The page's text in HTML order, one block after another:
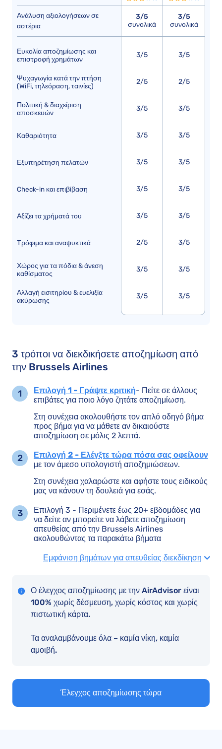
Ανάλυση αξιολογήσεων σε
αστέρια
Ευκολία αποζημίωσης και
επιστροφή χρημάτων
Ψυχαγωγία κατά την πτήση
(WiFi, τηλεόραση, ταινίες)
Πολιτική & διαχείριση
αποσκευών
Καθαριότητα
Εξυπηρέτηση πελατών
Check-in και επιβίβαση
Αξίζει τα χρήματά του
Τρόφιμα και αναψυκτικά
Χώρος για τα πόδια & άνεση
καθίσματος
Αλλαγή εισιτηρίου & ευελιξία
ακύρωσης
3/5
συνολικά
3/5
2/5
3/5
3/5
3/5
3/5
3/5
2/5
3/5
3/5
3/5
συνολικά
3/5
2/5
3/5
3/5
3/5
3/5
3/5
3/5
3/5
3/5
3 τρόποι να διεκδικήσετε αποζημίωση από
την Brussels Airlines
Επιλογή 1 - Γράψτε κριτική- Πείτε σε άλλους
επιβάτες για ποιο λόγο ζητάτε αποζημίωση.
Στη συνέχεια ακολουθήστε τον απλό οδηγό βήμα
προς βήμα για να μάθετε αν δικαιούστε
αποζημίωση σε μόλις 2 λεπτά.
Επιλογή 2 - Ελέγξτε τώρα πόσα σας οφείλουν
με τον άμεσο υπολογιστή αποζημιώσεων.
Στη συνέχεια χαλαρώστε και αφήστε τους ειδικούς
μας να κάνουν τη δουλειά για εσάς.
Επιλογή 3 - Περιμένετε έως 20+ εβδομάδες για
να δείτε αν μπορείτε να λάβετε αποζημίωση
απευθείας από την Brussels Airlines
ακολουθώντας τα παρακάτω βήματα
Εμφάνιση βημάτων για απευθείας διεκδίκηση
Ο έλεγχος αποζημίωσης με την AirAdvisor είναι
100% χωρίς δέσμευση, χωρίς κόστος και χωρίς
πιστωτική κάρτα.
Τα αναλαμβάνουμε όλα – καμία νίκη, καμία
αμοιβή.
Έλεγχος αποζημίωσης τώρα